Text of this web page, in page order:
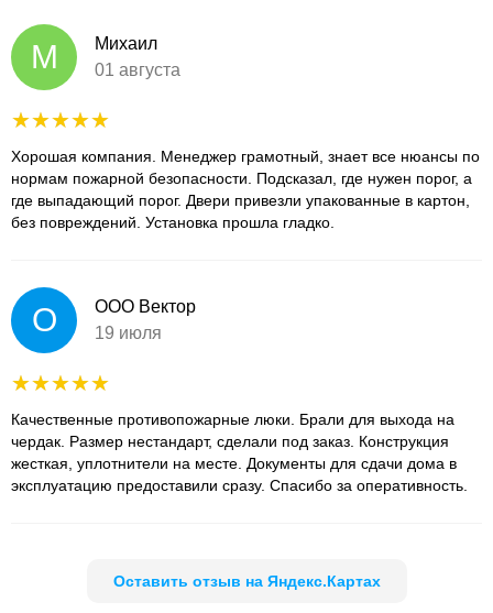
М
Михаил
01 августа
Хорошая компания. Менеджер грамотный, знает все нюансы по
нормам пожарной безопасности. Подсказал, где нужен порог, а
где выпадающий порог. Двери привезли упакованные в картон,
без повреждений. Установка прошла гладко.
О
ООО Вектор
19 июля
Качественные противопожарные люки. Брали для выхода на
чердак. Размер нестандарт, сделали под заказ. Конструкция
жесткая, уплотнители на месте. Документы для сдачи дома в
эксплуатацию предоставили сразу. Спасибо за оперативность.
Оставить отзыв на Яндекс.Картах